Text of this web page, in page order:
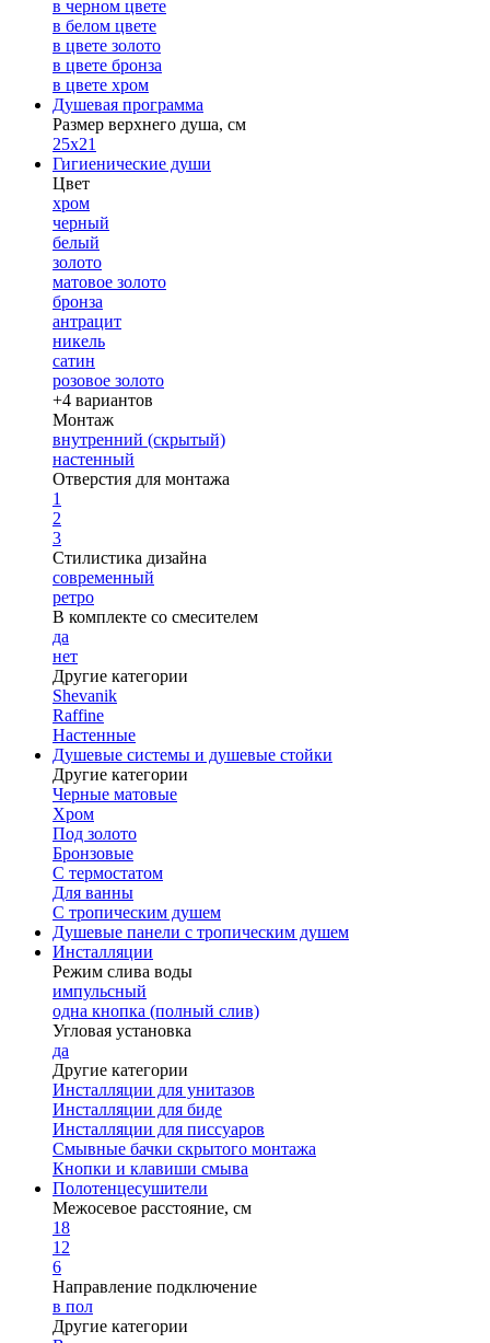
в черном цвете
в белом цвете
в цвете золото
в цвете бронза
в цвете хром
Душевая программа
Размер верхнего душа, см
25х21
Гигиенические души
Цвет
хром
черный
белый
золото
матовое золото
бронза
антрацит
никель
сатин
розовое золото
+4 вариантов
Монтаж
внутренний (скрытый)
настенный
Отверстия для монтажа
1
2
3
Стилистика дизайна
современный
ретро
В комплекте со смесителем
да
нет
Другие категории
Shevanik
Raffine
Настенные
Душевые системы и душевые стойки
Другие категории
Черные матовые
Хром
Под золото
Бронзовые
С термостатом
Для ванны
С тропическим душем
Душевые панели с тропическим душем
Инсталляции
Режим слива воды
импульсный
одна кнопка (полный слив)
Угловая установка
да
Другие категории
Инсталляции для унитазов
Инсталляции для биде
Инсталляции для писсуаров
Смывные бачки скрытого монтажа
Кнопки и клавиши смыва
Полотенцесушители
Межосевое расстояние, см
18
12
6
Направление подключение
в пол
Другие категории